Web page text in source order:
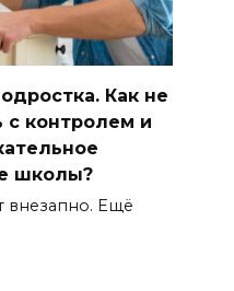
Как не
с контролем и
школы?
внезапно. Ещё